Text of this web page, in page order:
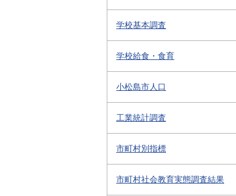
学校基本調査
学校給食・食育
小松島市人口
工業統計調査
市町村別指標
市町村社会教育実態調査結果